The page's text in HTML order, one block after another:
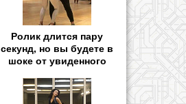
Ролик длится пару
секунд, но вы будете в
шоке от увиденного